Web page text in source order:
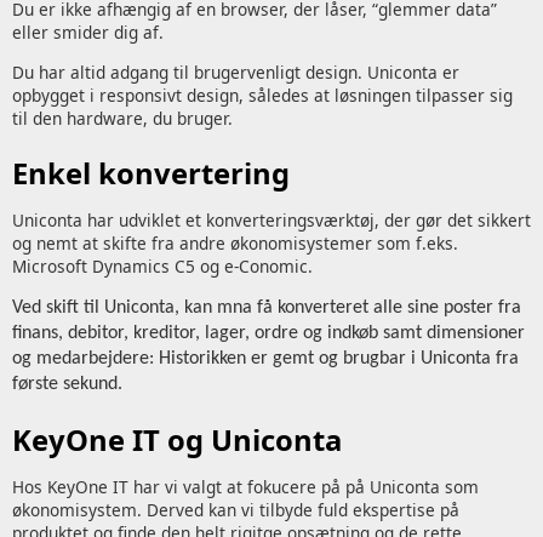
Du er ikke afhængig af en browser, der låser, “glemmer data”
eller smider dig af.
Du har altid adgang til brugervenligt design. Uniconta er
opbygget i responsivt design, således at løsningen tilpasser sig
til den hardware, du bruger.
Enkel konvertering
Uniconta har udviklet et konverteringsværktøj, der gør det sikkert
og nemt at skifte fra andre økonomisystemer som f.eks.
Microsoft Dynamics C5 og e-Conomic.
Ved skift til Uniconta, kan mna få konverteret alle sine poster fra
finans, debitor, kreditor, lager, ordre og indkøb samt dimensioner
og medarbejdere: Historikken er gemt og brugbar i Uniconta fra
første sekund.
KeyOne IT og Uniconta
Hos KeyOne IT har vi valgt at fokucere på på Uniconta som
økonomisystem. Derved kan vi tilbyde fuld ekspertise på